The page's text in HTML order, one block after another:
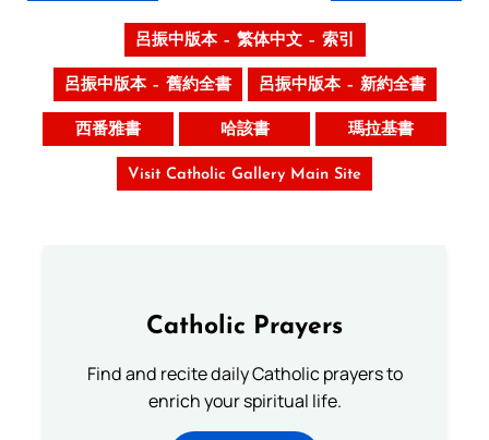
呂振中版本 – 繁体中文 – 索引
呂振中版本 – 舊約全書 呂振中版本 – 新約全書
西番雅書 哈該書 瑪拉基書
Visit Catholic Gallery Main Site
Catholic Prayers
Find and recite daily Catholic prayers to
enrich your spiritual life.